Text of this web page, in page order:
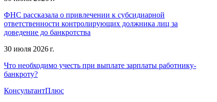
ФНС рассказала о привлечении к субсидиарной
ответственности контролирующих должника лиц за
доведение до банкротства
30 июля 2026 г.
Что необходимо учесть при выплате зарплаты работнику-
банкроту?
КонсультантПлюс